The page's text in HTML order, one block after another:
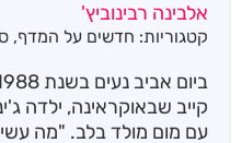
5 מבוסס על
דירוגים של
אלבינה רבינוביץ'
קטגוריות: חדשים על המדף,
קייב שבאוקראינה, ילדה
עם מום מולד בלב. "מה